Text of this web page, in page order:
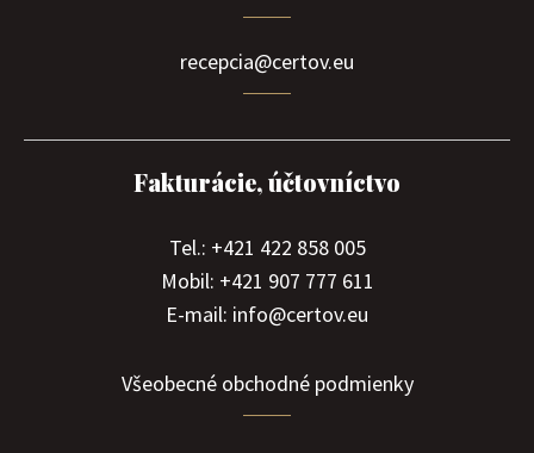
recepcia@certov.eu
Fakturácie, účtovníctvo
Tel.: +421 422 858 005
Mobil: +421 907 777 611
E-mail: info@certov.eu
Všeobecné obchodné podmienky